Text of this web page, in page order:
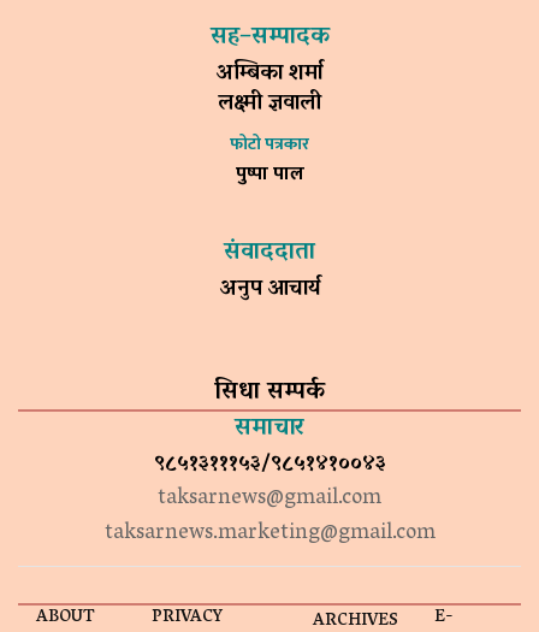
सह–सम्पादक
अम्बिका शर्मा
लक्ष्मी ज्ञवाली
फोटो पत्रकार
पुष्पा पाल
संवाददाता
अनुप आचार्य
सिधा सम्पर्क
समाचार
९८५१३१११५३/९८५१४१००४३
taksarnews@gmail.com
taksarnews.marketing@gmail.com
ABOUT PRIVACY ARCHIVES E-